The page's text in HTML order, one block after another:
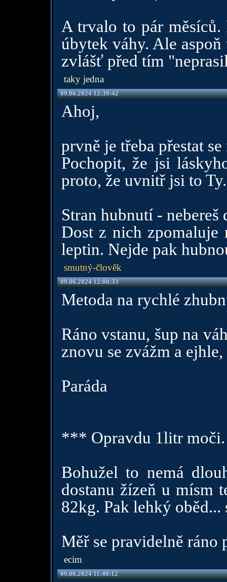
A trvalo to pár
úbytek váhy. Ale
zvlášť před tím
taky jedna
09.06.2024 12:39:42
Ahoj,
prvně je třeba přestat
Pochopit, že jsi
proto, že uvnitř jsi to Ty.
Stran hubnutí -
Dost z nich zpomaluje
leptin. Nejde pak
smutný-člověk
09.06.2024 12:00:33
Metoda na rychlé
Ráno vstanu, šup na
znovu se zvážm a
Paráda
*** Opravdu 1litr moči.
Bohužel to nemá
dostanu žízeň u mísm
82kg. Pak lehký oběd...
Měř se pravidelně ráno
ecim
09.06.2024 11:40:12